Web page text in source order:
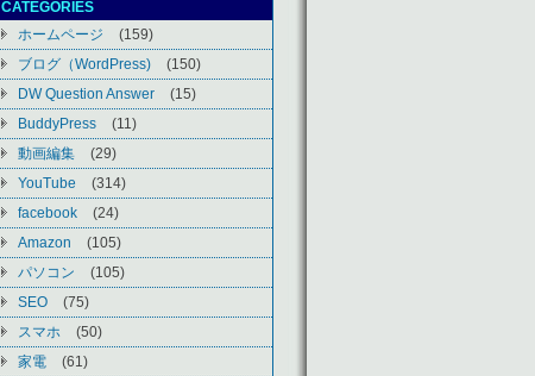
CATEGORIES
ホームページ
(159)
ブログ（WordPress)
(150)
DW Question Answer
(15)
BuddyPress
(11)
動画編集
(29)
YouTube
(314)
facebook
(24)
Amazon
(105)
パソコン
(105)
SEO
(75)
スマホ
(50)
家電
(61)